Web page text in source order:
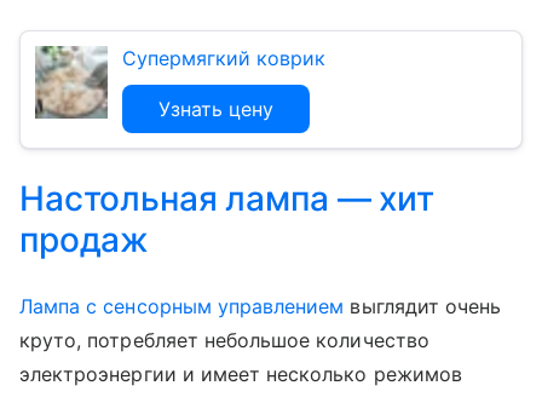
Супермягкий коврик
Узнать цену
Настольная лампа — хит
продаж
Лампа с сенсорным управлением выглядит очень
круто, потребляет небольшое количество
электроэнергии и имеет несколько режимов